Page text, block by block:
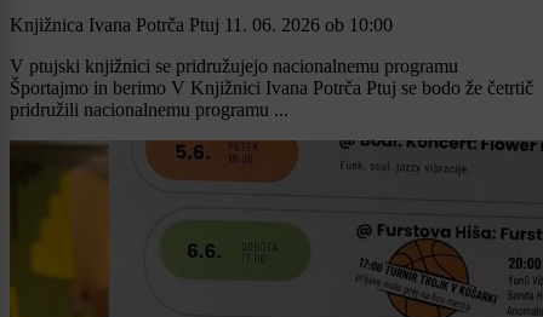
Knjižnica Ivana Potrča Ptuj 11. 06. 2026 ob 10:00
V ptujski knjižnici se pridružujejo nacionalnemu programu
Športajmo in berimo V Knjižnici Ivana Potrča Ptuj se bodo že četrtič
pridružili nacionalnemu programu ...